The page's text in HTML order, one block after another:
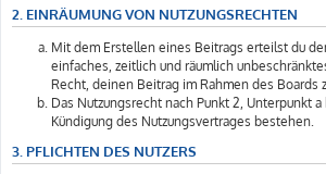
2. EINRÄUMUNG VON NUTZUNGSRECHTEN
Mit dem Erstellen eines Beitrags erteilst du
einfaches, zeitlich und räumlich
Recht, deinen Beitrag im Rahmen des Boards
Das Nutzungsrecht nach Punkt 2, Unterpunkt
Kündigung des Nutzungsvertrages bestehen.
3. PFLICHTEN DES NUTZERS